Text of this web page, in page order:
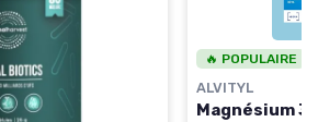
🔥 POPULAIRE
ALVITYL
Magnésium